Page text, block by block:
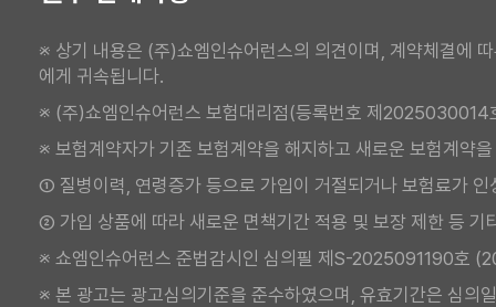
※ 상기 내용은 (주)쇼엠인슈어런스의 의견이며, 계약체결에
에게 귀속됩니다.
※ (주)쇼엠인슈어런스 보험대리점(등록번호 제2025030014
※ 보험계약자가 기존 보험계약을 해지하고 새로운 보험계약
① 질병이력, 연령증가 등으로 가입이 거절되거나 보험료가 인
② 가입 상품에 따라 새로운 면책기간 적용 및 보장 제한 등 기
※ 쇼엠인슈어런스 준법감시인 심의필 제S-2025091190호
※ 본 광고는 광고심의기준을 준수하였으며, 유효기간은 심의